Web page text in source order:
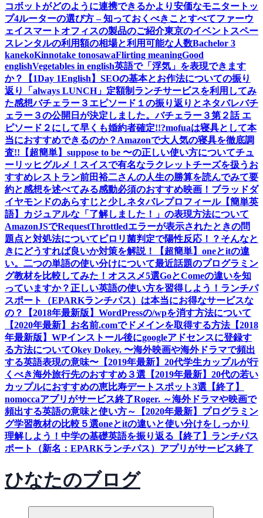
コボットがどのように連携できるかより安価なモニタートッ
プ4ルーターの選び方 – 知っておくべきことすべてファーウ
ェイスマートオフィスの製品のご紹介東京のイベントスペー
スレンタルの利用額の相場と利用可能な人数Bachelor 3
kanekoKinnotake tonosawaFlirting meaningGood
englishVegetables in english英語で「浮気」を表現できます
か？【1Day 1English】 SEOの基本とお作法についての振り
返り
「always LUNCH」定額制ランチサービスを利用してみ
た感想バチェラー３エピソード１の振り返りとネタバレバチ
ェラー３の公開日が決定しました。バチェラー３第２話 エ
ピソード２にして早くも婚約者確定!!?mofuaは寝具として本
当におすすめできるのか？Amazonで大人気の寝具を徹底調
査!! 【超簡単】suppose to be 〜の正しい使い方についてチュ
ーリッヒグルメ！スイスで有名なラクレットチーズを扱うお
すすめレストラン前田裕二さんの人生の勝算を読んでみて要
約と感想を述べてみる感動必須のおすすめ映画！ブラッドダ
イヤモンドのあらすじと少しネタバレプロフィール【簡単英
語】カジュアルな「了解しました！」の表現方法について
AmazonJSでRequestThrottledエラーが表示されたときの問
題点と対処法について ピロリ菌判定で陽性反応！？そんなと
きにどうすれば良いか対策を解説！
【超簡単】oneとitの違
い。二つの単語の使い分けについて最近話題のプログラミン
グ教材を比較してみた！オススメ5選GoとComeの違いを知
っていますか？正しい英語の使い方を習得しよう！ ランチパ
スポート（EPARKランチパス）は本当にお得なサービスな
の？
【2018年最新版】WordPressの/wpを消す方法について
【2020年最新】お名前.comでドメインを取得する方法【2018
年最新版】WPインストール後にgoogleアドセンスに登録す
る方法についてOkey Dokey. 〜海外映画や海外ドラマで頻出
する英語表現の意味〜 【2019年最新】20代学生カップルが行
くべき海外旅行先のおすすめ３選 【2019年最新】20代の若い
カップルにおすすめの恵比寿デートスポット3選 【終了】
nomoccaアプリがサービス終了Roger. ～海外ドラマや映画で
頻出する英語の意味と使い方～
【2020年最新】プログラミン
グ学習教材の比較５選oneとitの違いと使い分けをしっかり
理解しよう！中学の基礎英語を振り返る 【終了】ランチパス
ポート（新名：EPARKランチパス）アプリがサービス終了
ひなたのブログ